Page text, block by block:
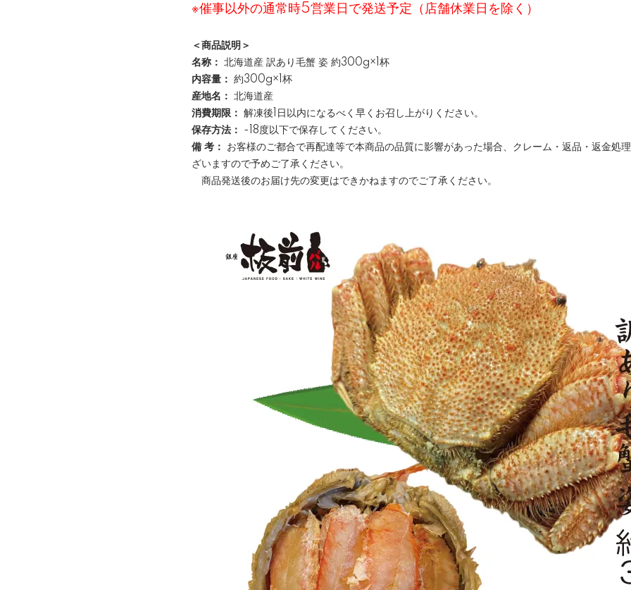
※催事以外の通常時5営業日で発送予定（店舗休業日を除く）
＜商品説明＞
名称： 北海道産 訳あり毛蟹 姿 約300g×1杯
内容量： 約300g×1杯
産地名： 北海道産
消費期限： 解凍後1日以内になるべく早くお召し上がりください。
保存方法：
-18度以下で保存してください。
備 考：
お客様のご都合で再配達等で本商品の品質に影響があった場合、クレーム・返品・返金処
ざいますので予めご了承ください。
商品発送後のお届け先の変更はできかねますのでご了承ください。